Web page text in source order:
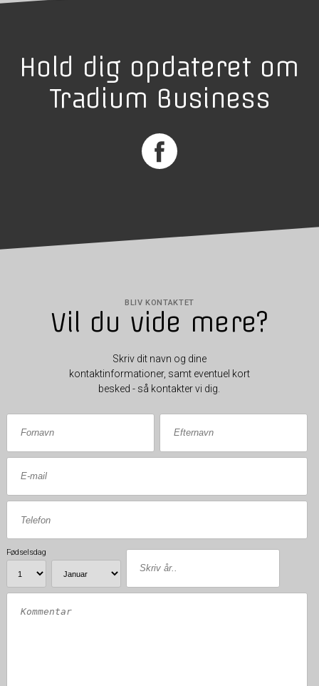
Hold dig opdateret om
Tradium Business
BLIV KONTAKTET
Vil du vide mere?
Skriv dit navn og dine
kontaktinformationer, samt eventuel kort
besked - så kontakter vi dig.
Fødselsdag